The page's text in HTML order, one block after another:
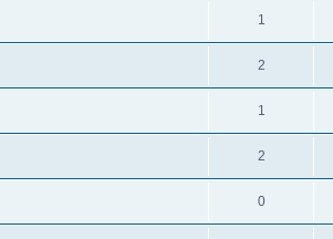
1
2
1
2
0